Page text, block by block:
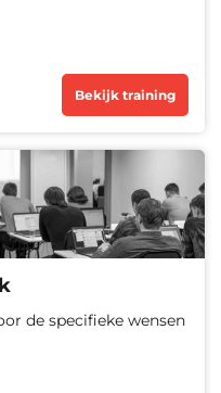
Bekijk training
de specifieke wensen